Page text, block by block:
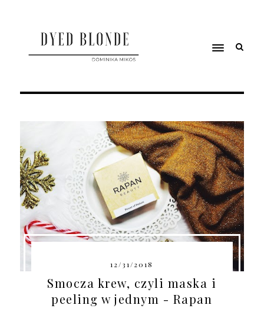
12/31/2018
Smocza krew, czyli maska i
peeling w jednym - Rapan